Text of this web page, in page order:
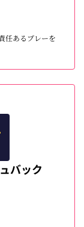
任あるプレーを
バック